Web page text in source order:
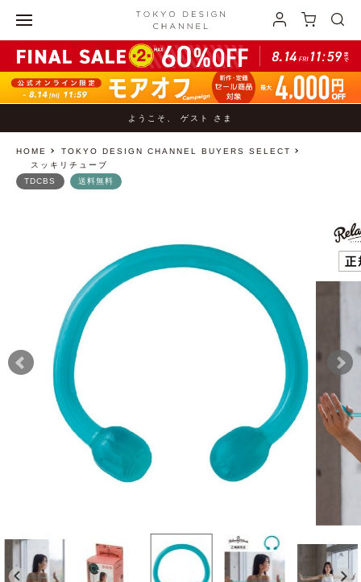
ようこそ、 ゲスト さま
HOME
TOKYO DESIGN CHANNEL BUYERS SELECT
スッキリチューブ
TDCBS 送料無料